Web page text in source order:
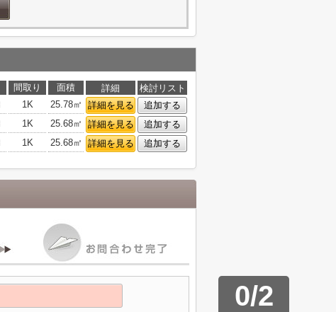
間取り 面積 詳細
検討リスト
1K 25.78㎡ 詳細を見る
追加する
1K 25.68㎡ 詳細を見る
追加する
1K 25.68㎡ 詳細を見る 追加する
0/2